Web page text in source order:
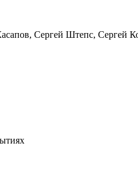
Сергей Штепс, Сергей